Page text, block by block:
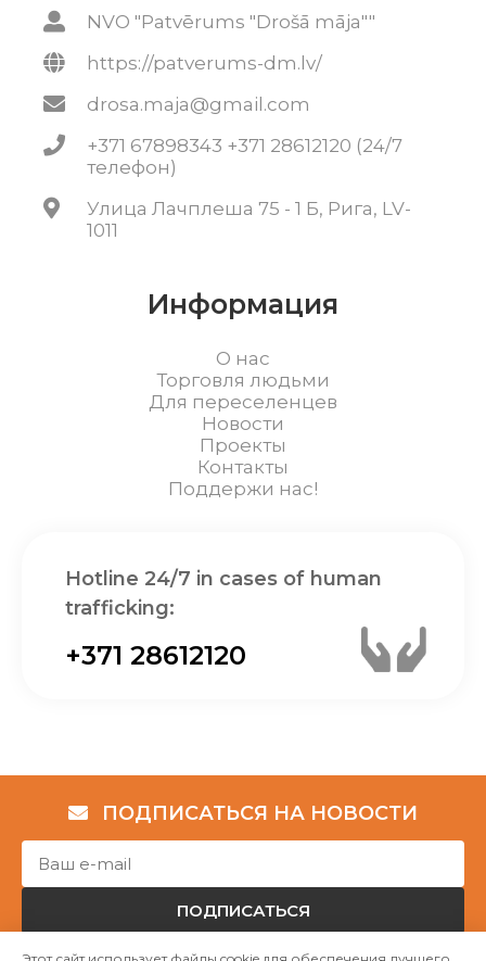
NVO "Patvērums "Drošā māja""
https://patverums-dm.lv/
drosa.maja@gmail.com
+371 67898343 +371 28612120 (24/7
телефон)
Улица Лачплеша 75 - 1 Б, Рига, LV-
1011
Информация
О нас
Торговля людьми
Для переселенцев
Новости
Проекты
Контакты
Поддержи нас!
Hotline 24/7 in cases of human
trafficking:
+371 28612120
ПОДПИСАТЬСЯ НА НОВОСТИ
ПОДПИСАТЬСЯ